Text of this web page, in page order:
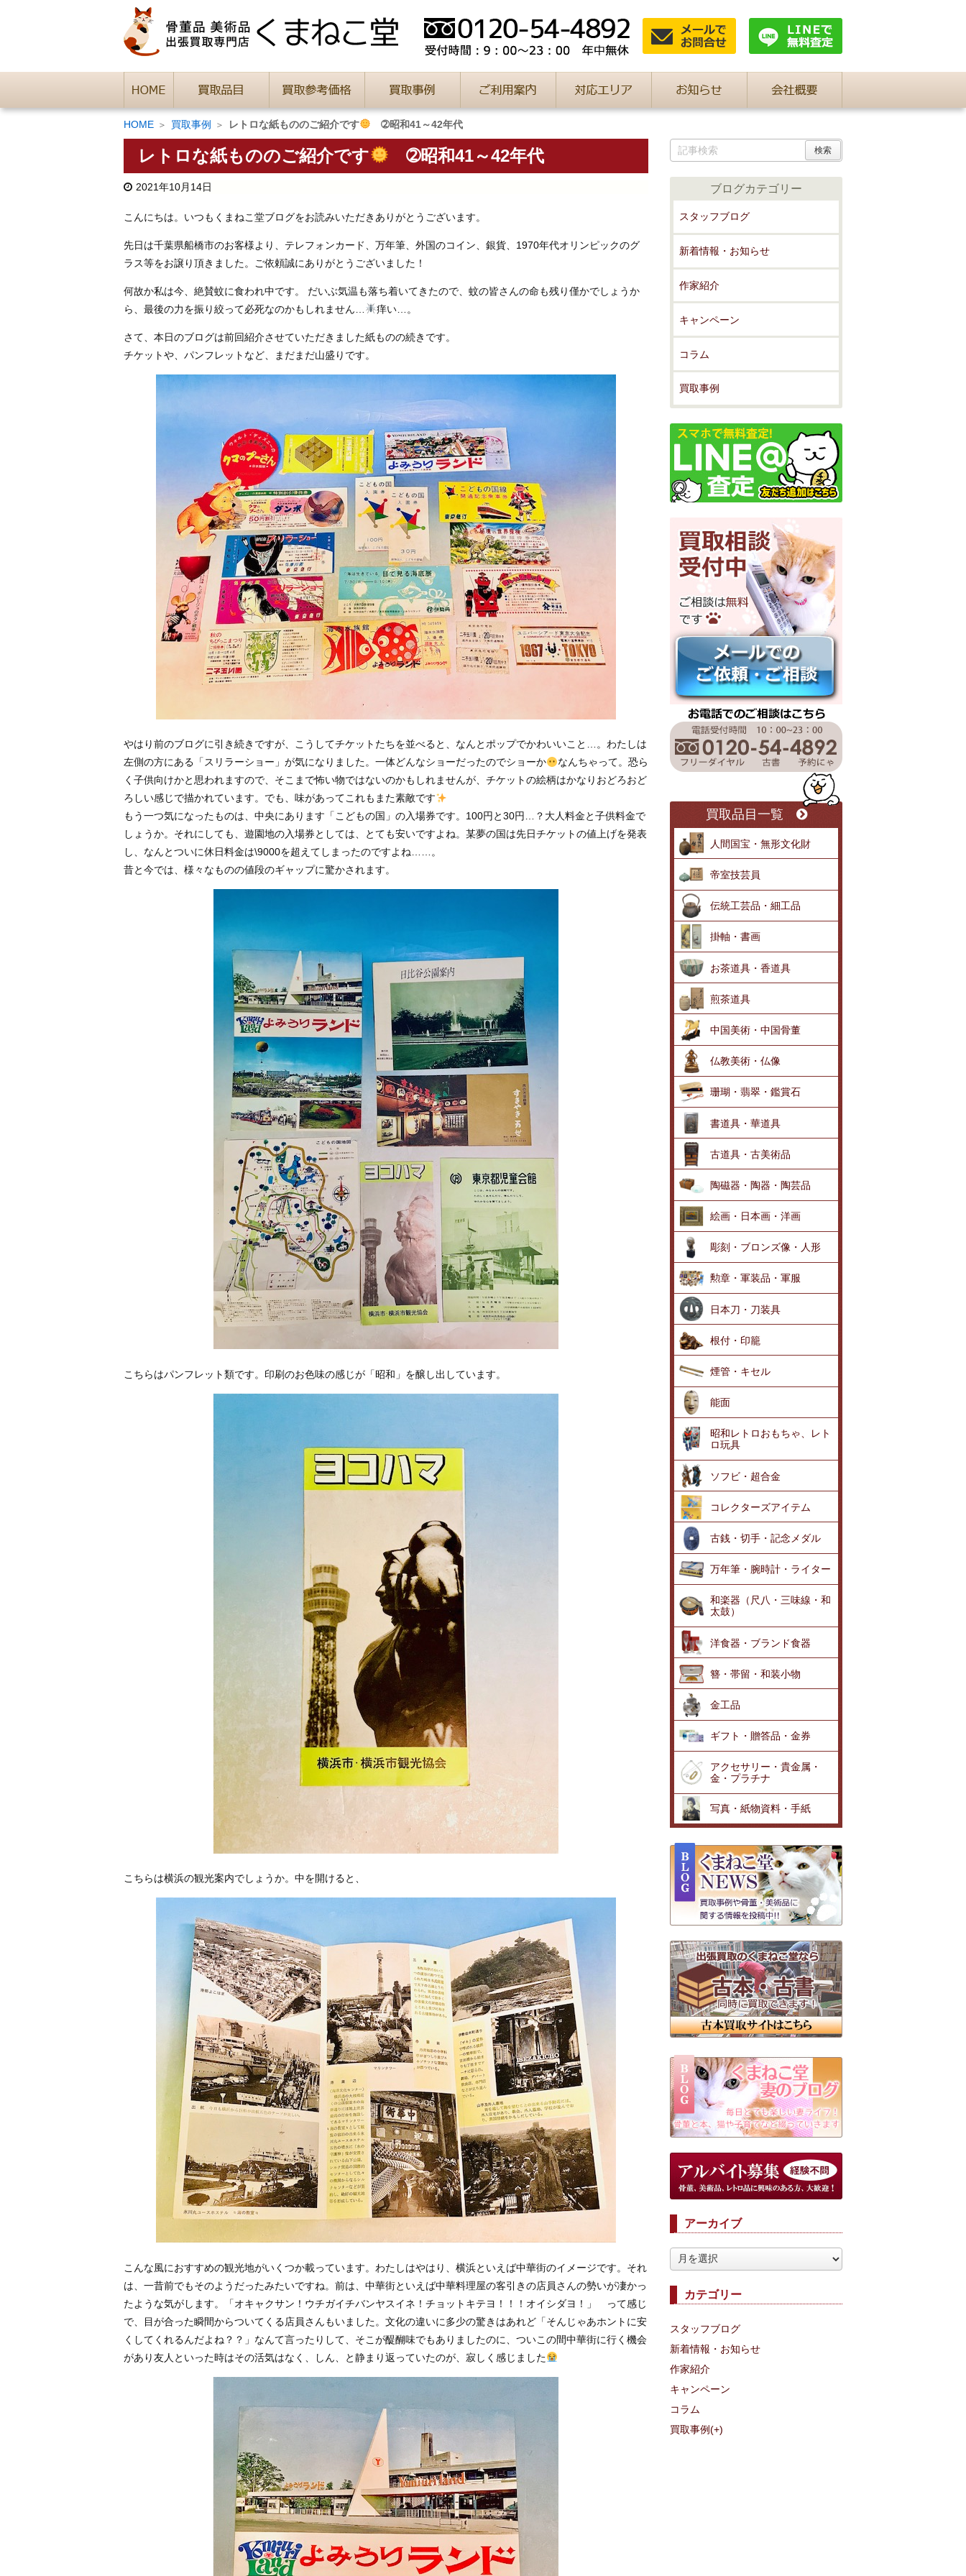
HOME 買取事例 レトロな紙もののご紹介です ➁昭和41～42年代
レトロな紙もののご紹介です ➁昭和41～42年代
2021年10月14日
こんにちは。いつもくまねこ堂ブログをお読みいただきありがとうございます。
先日は千葉県船橋市のお客様より、テレフォンカード、万年筆、外国のコイン、銀貨、1970年代オリンピックのグ
ラス等をお譲り頂きました。ご依頼誠にありがとうございました！
何故か私は今、絶賛蚊に食われ中です。 だいぶ気温も落ち着いてきたので、蚊の皆さんの命も残り僅かでしょうか
ら、最後の力を振り絞って必死なのかもしれません…
痒い…。
さて、本日のブログは前回紹介させていただきました紙ものの続きです。
チケットや、パンフレットなど、まだまだ山盛りです。
やはり前のブログに引き続きですが、こうしてチケットたちを並べると、なんとポップでかわいいこと…。わたしは
左側の方にある「スリラーショー」が気になりました。一体どんなショーだったのでショーか
なんちゃって。恐ら
く子供向けかと思われますので、そこまで怖い物ではないのかもしれませんが、チケットの絵柄はかなりおどろおど
ろしい感じで描かれています。でも、味があってこれもまた素敵です
もう一つ気になったものは、中央にあります「こどもの国」の入場券です。100円と30円…？大人料金と子供料金で
しょうか。それにしても、遊園地の入場券としては、とても安いですよね。某夢の国は先日チケットの値上げを発表
し、なんとついに休日料金は\9000を超えてしまったのですよね……。
昔と今では、様々なものの値段のギャップに驚かされます。
こちらはパンフレット類です。印刷のお色味の感じが「昭和」を醸し出しています。
こちらは横浜の観光案内でしょうか。中を開けると、
こんな風におすすめの観光地がいくつか載っています。わたしはやはり、横浜といえば中華街のイメージです。それ
は、一昔前でもそのようだったみたいですね。前は、中華街といえば中華料理屋の客引きの店員さんの勢いが凄かっ
たような気がします。「オキャクサン！ウチガイチバンヤスイネ！チョットキテヨ！！！オイシダヨ！」 って感じ
で、目が合った瞬間からついてくる店員さんもいました。文化の違いに多少の驚きはあれど「そんじゃあホントに安
くしてくれるんだよね？？」なんて言ったりして、そこが醍醐味でもありましたのに、ついこの間中華街に行く機会
があり友人といった時はその活気はなく、しん、と静まり返っていたのが、寂しく感じました
ブログカテゴリー
スタッフブログ
新着情報・お知らせ
作家紹介
キャンペーン
コラム
買取事例
買取品目一覧
人間国宝・無形文化財
帝室技芸員
伝統工芸品・細工品
掛軸・書画
お茶道具・香道具
煎茶道具
中国美術・中国骨董
仏教美術・仏像
珊瑚・翡翠・鑑賞石
書道具・華道具
古道具・古美術品
陶磁器・陶器・陶芸品
絵画・日本画・洋画
彫刻・ブロンズ像・人形
勲章・軍装品・軍服
日本刀・刀装具
根付・印籠
煙管・キセル
能面
昭和レトロおもちゃ、レト
ロ玩具
ソフビ・超合金
コレクターズアイテム
古銭・切手・記念メダル
万年筆・腕時計・ライター
和楽器（尺八・三味線・和
太鼓）
洋食器・ブランド食器
簪・帯留・和装小物
金工品
ギフト・贈答品・金券
アクセサリー・貴金属・
金・プラチナ
写真・紙物資料・手紙
アーカイブ
カテゴリー
スタッフブログ
新着情報・お知らせ
作家紹介
キャンペーン
コラム
買取事例(+)